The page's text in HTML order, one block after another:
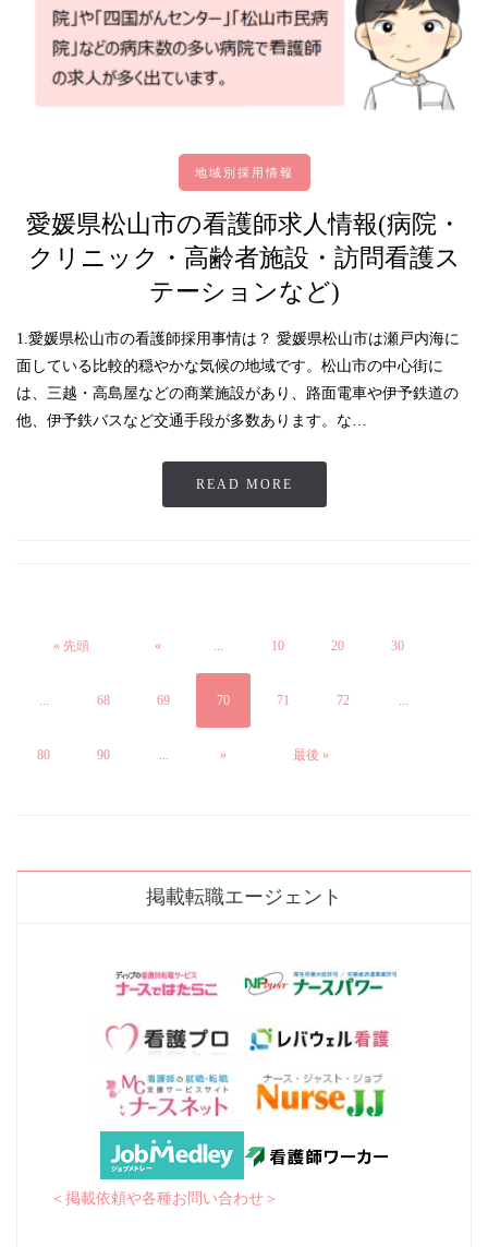
地域別採用情報
愛媛県松山市の看護師求人情報(病院・
クリニック・高齢者施設・訪問看護ス
テーションなど)
1.愛媛県松山市の看護師採用事情は？ 愛媛県松山市は瀬戸内海に
面している比較的穏やかな気候の地域です。松山市の中心街に
は、三越・高島屋などの商業施設があり、路面電車や伊予鉄道の
他、伊予鉄バスなど交通手段が多数あります。な…
READ MORE
« 先頭 « ... 10 20 30
... 68 69 70 71 72 ...
80 90 ... » 最後 »
掲載転職エージェント
＜掲載依頼や各種お問い合わせ＞